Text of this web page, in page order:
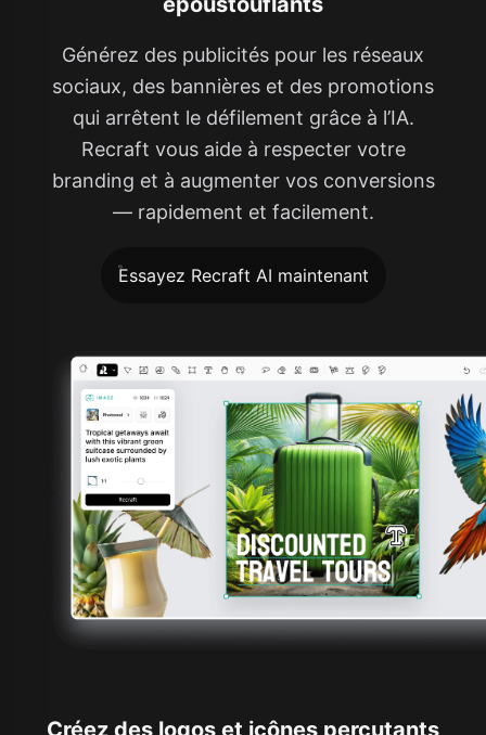
Générez des publicités pour les réseaux
sociaux, des bannières et des promotions
qui arrêtent le défilement grâce à l’IA.
Recraft vous aide à respecter votre
branding et à augmenter vos conversions
— rapidement et facilement.
Essayez Recraft AI maintenant
Créez des logos et icônes percutants